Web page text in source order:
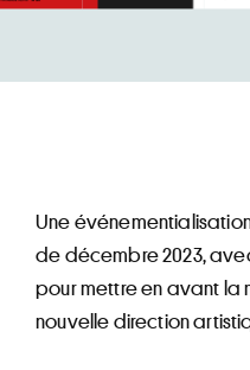
Une
de décembre 2023,
pour mettre en avant la
nouvelle direction